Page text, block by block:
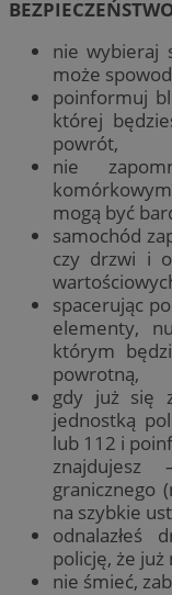
nie wybieraj
może
poinformuj
której
powrót,
nie
mogą być
samochód
czy drzwi i
spacerując
elementy,
którym
powrotną,
gdy już się
jednostką
lub 112 i
znajdujesz
granicznego
na szybkie
odnalazłeś
policję, że
nie śmieć,